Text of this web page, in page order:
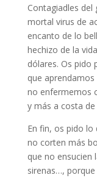
Contagiadles
mortal virus de
encanto de lo
hechizo de la
dólares. Os pido
que aprendamos
no enfermemos
y más a costa
En fin, os pido lo
no corten más
que no ensucien
sirenas…,